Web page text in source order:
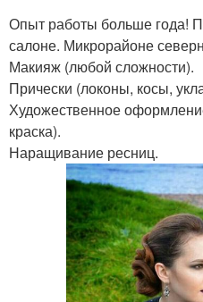
Опыт работы больше года!
салоне. Микрорайоне
Макияж (любой сложности).
Прически (локоны, косы,
Художественное
краска).
Наращивание ресниц.